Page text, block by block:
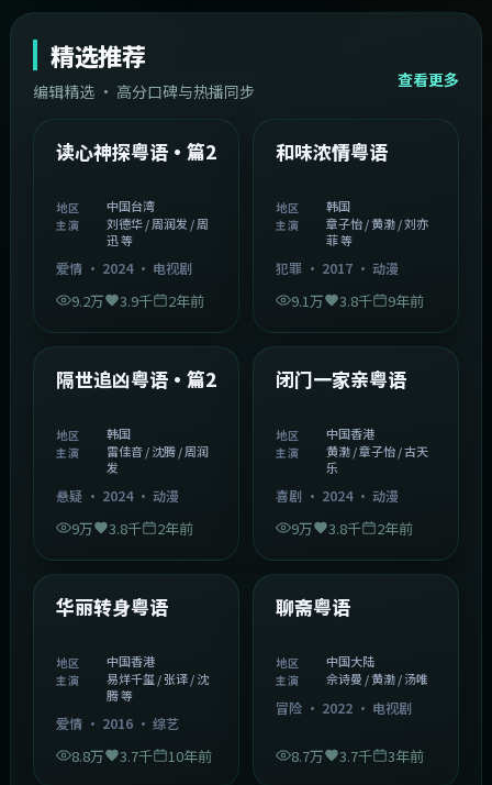
精选推荐
编辑精选 · 高分口碑与热播同步
查看更多
精选
中国台湾 1:54:36
读心神探粤语·篇2
地区 中国台湾
主演
刘德华 / 周润发 / 周
迅 等
爱情· 2024· 电视剧
9.2万 3.9千 2年前
精选
2:08:51
和味浓情粤语
地区 韩国
主演
章子怡 / 黄渤 / 刘亦
菲 等
犯罪· 2017· 动漫
9.1万 3.8千 9年前
精选
隔世追凶粤语·篇2
地区 韩国
主演
雷佳音 / 沈腾 / 周润
发
悬疑· 2024· 动漫
9万 3.8千 2年前
精选
闭门一家亲粤语
地区 中国香港
主演
黄渤 / 章子怡 / 古天
乐
喜剧· 2024· 动漫
9万 3.8千 2年前
精选
华丽转身粤语
地区 中国香港
主演
易烊千玺 / 张译 / 沈
腾 等
爱情· 2016· 综艺
8.8万 3.7千 10年前
精选
聊斋粤语
地区 中国大陆
主演 佘诗曼 / 黄渤 / 汤唯
冒险· 2022· 电视剧
8.7万 3.7千 3年前